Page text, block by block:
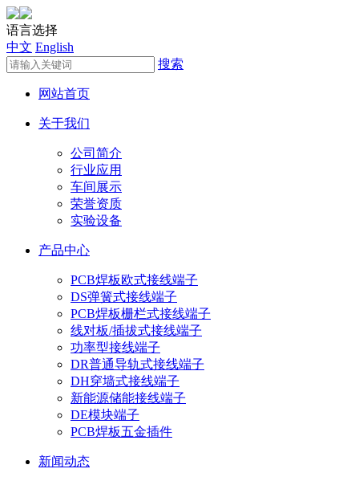
语言选择
中文 English
搜索
网站首页
关于我们
公司简介
行业应用
车间展示
荣誉资质
实验设备
产品中心
PCB焊板欧式接线端子
DS弹簧式接线端子
PCB焊板栅栏式接线端子
线对板/插拔式接线端子
功率型接线端子
DR普通导轨式接线端子
DH穿墙式接线端子
新能源储能接线端子
DE模块端子
PCB焊板五金插件
新闻动态